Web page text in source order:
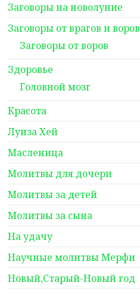
Заговоры на новолуние
Заговоры от врагов и воров
Заговоры от воров
Здоровье
Головной мозг
Красота
Луиза Хей
Масленица
Молитвы для дочери
Молитвы за детей
Молитвы за сына
На удачу
Научные молитвы Мерфи
Новый,Старый-Новый год